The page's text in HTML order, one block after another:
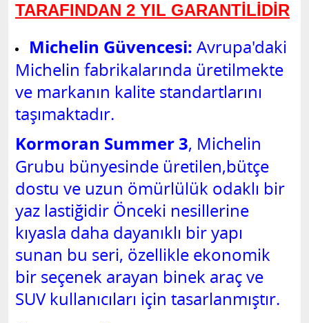
TARAFINDAN 2 YIL GARANTİLİDİR
Michelin Güvencesi: Avrupa'daki
Michelin fabrikalarında üretilmekte
ve markanın kalite standartlarını
taşımaktadır.
Kormoran Summer 3, Michelin
Grubu bünyesinde üretilen,bütçe
dostu ve uzun ömürlülük odaklı bir
yaz lastiğidir Önceki nesillerine
kıyasla daha dayanıklı bir yapı
sunan bu seri, özellikle ekonomik
bir seçenek arayan binek araç ve
SUV kullanıcıları için tasarlanmıştır.